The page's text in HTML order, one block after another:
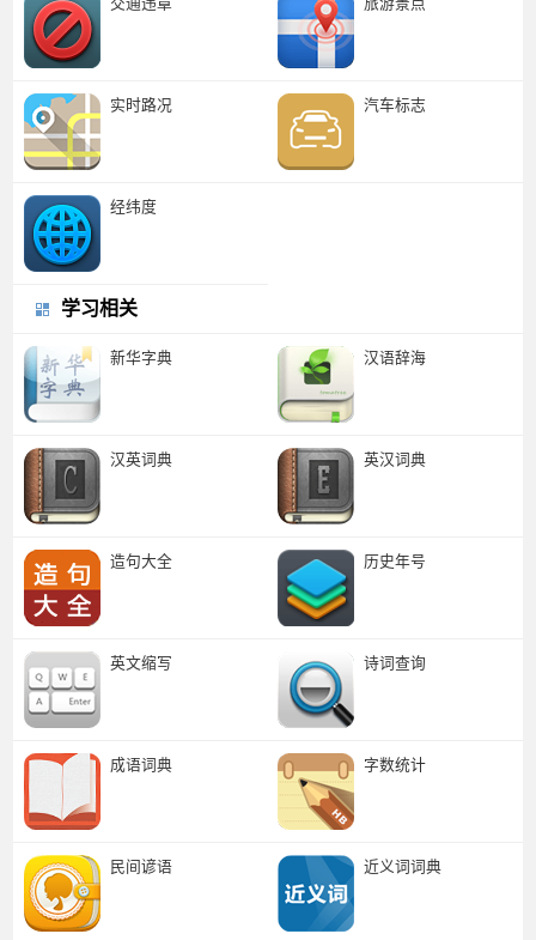
实时路况 汽车标志
经纬度
学习相关
新华字典 汉语辞海
汉英词典 英汉词典
造句大全 历史年号
英文缩写 诗词查询
成语词典 字数统计
民间谚语 近义词词典